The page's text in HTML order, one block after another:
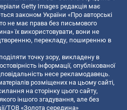
Getty Images редакція має
законом України «Про авторські
не має права без письмового
їх використовувати, вони не
перекладу, поширенню в
точку зору, викладену в
інформації, опублікованої
несе рекламодавець.
розміщених на цьому сайті,
на сторінку цього сайту,
іншого згадування, але без
ТОВ «Золота середина»